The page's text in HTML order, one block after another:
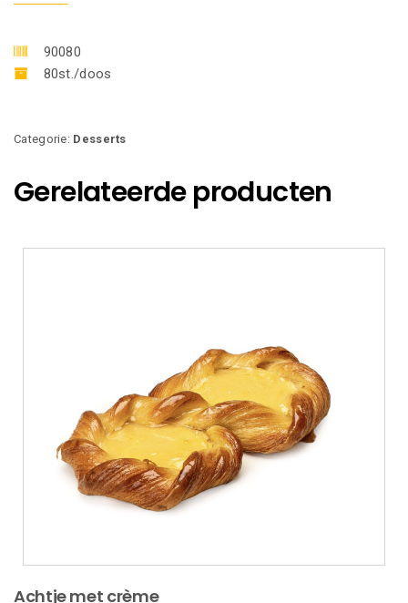
90080
80st./doos
Categorie: Desserts
Gerelateerde producten
Achtje met crème